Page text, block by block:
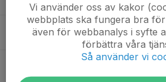
18:00
19:15
MTB Träningen BLÅ grupp
OK Kroppefjäll Dals-Rostock
Vi använder oss av kakor
webbplats ska fungera bra för
även för webbanalys i syfte
förbättra våra
Så använder vi